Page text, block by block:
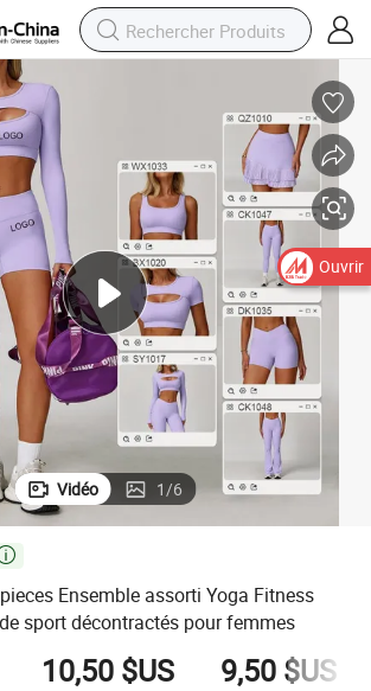
Vidéo 1/6
Ensemble assorti Yoga Fitness
sport décontractés pour femmes
10,50 $US 9,50 $US
Ouvrir